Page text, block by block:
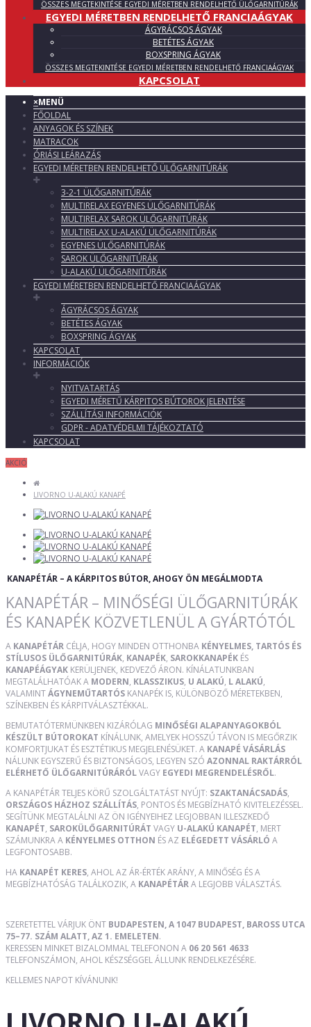
ÖSSZES MEGTEKINTÉSE EGYEDI MÉRETBEN RENDELHETŐ ÜLŐGARNITÚRÁK
EGYEDI MÉRETBEN RENDELHETŐ FRANCIAÁGYAK
ÁGYRÁCSOS ÁGYAK
BETÉTES ÁGYAK
BOXSPRING ÁGYAK
ÖSSZES MEGTEKINTÉSE EGYEDI MÉRETBEN RENDELHETŐ FRANCIAÁGYAK
KAPCSOLAT
×MENÜ
FŐOLDAL
ANYAGOK ÉS SZÍNEK
MATRACOK
ÓRIÁSI LEÁRAZÁS
EGYEDI MÉRETBEN RENDELHETŐ ÜLŐGARNITÚRÁK
3-2-1 ÜLŐGARNITÚRÁK
MULTIRELAX EGYENES ÜLŐGARNITÚRÁK
MULTIRELAX SAROK ÜLŐGARNITÚRÁK
MULTIRELAX U-ALAKÚ ÜLŐGARNITÚRÁK
EGYENES ÜLŐGARNITÚRÁK
SAROK ÜLŐGARNITÚRÁK
U-ALAKÚ ÜLŐGARNITÚRÁK
EGYEDI MÉRETBEN RENDELHETŐ FRANCIAÁGYAK
ÁGYRÁCSOS ÁGYAK
BETÉTES ÁGYAK
BOXSPRING ÁGYAK
KAPCSOLAT
INFORMÁCIÓK
NYITVATARTÁS
EGYEDI MÉRETŰ KÁRPITOS BÚTOROK JELENTÉSE
SZÁLLÍTÁSI INFORMÁCIÓK
GDPR - ADATVÉDELMI TÁJÉKOZTATÓ
KAPCSOLAT
AKCIÓ
LIVORNO U-ALAKÚ KANAPÉ
KANAPÉTÁR – A KÁRPITOS BÚTOR, AHOGY ÖN MEGÁLMODTA
KANAPÉTÁR – MINŐSÉGI ÜLŐGARNITÚRÁK
ÉS KANAPÉK KÖZVETLENÜL A GYÁRTÓTÓL
A KANAPÉTÁR CÉLJA, HOGY MINDEN OTTHONBA KÉNYELMES, TARTÓS ÉS
STÍLUSOS ÜLŐGARNITÚRÁK, KANAPÉK, SAROKKANAPÉK ÉS
KANAPÉÁGYAK KERÜLJENEK, KEDVEZŐ ÁRON. KÍNÁLATUNKBAN
MEGTALÁLHATÓAK A MODERN, KLASSZIKUS, U ALAKÚ, L ALAKÚ,
VALAMINTÁGYNEMŰTARTÓS KANAPÉK IS, KÜLÖNBÖZŐ MÉRETEKBEN,
SZÍNEKBEN ÉS KÁRPITVÁLASZTÉKKAL.
BEMUTATÓTERMÜNKBEN KIZÁRÓLAG MINŐSÉGI ALAPANYAGOKBÓL
KÉSZÜLT BÚTOROKAT KÍNÁLUNK, AMELYEK HOSSZÚ TÁVON IS MEGŐRZIK
KOMFORTJUKAT ÉS ESZTÉTIKUS MEGJELENÉSÜKET. A KANAPÉ VÁSÁRLÁS
NÁLUNK EGYSZERŰ ÉS BIZTONSÁGOS, LEGYEN SZÓ AZONNAL RAKTÁRRÓL
ELÉRHETŐ ÜLŐGARNITÚRÁRÓLVAGY EGYEDI MEGRENDELÉSRŐL.
A KANAPÉTÁR TELJES KÖRŰ SZOLGÁLTATÁST NYÚJT: SZAKTANÁCSADÁS,
ORSZÁGOS HÁZHOZ SZÁLLÍTÁS, PONTOS ÉS MEGBÍZHATÓ KIVITELEZÉSSEL.
SEGÍTÜNK MEGTALÁLNI AZ ÖN IGÉNYEIHEZ LEGJOBBAN ILLESZKEDŐ
KANAPÉT, SAROKÜLŐGARNITÚRÁT VAGY U-ALAKÚ KANAPÉT, MERT
SZÁMUNKRA A KÉNYELMES OTTHON ÉS AZ ELÉGEDETT VÁSÁRLÓ A
LEGFONTOSABB.
HA KANAPÉT KERES, AHOL AZ ÁR-ÉRTÉK ARÁNY, A MINŐSÉG ÉS A
MEGBÍZHATÓSÁG TALÁLKOZIK, A KANAPÉTÁRA LEGJOBB VÁLASZTÁS.
SZERETETTEL VÁRJUK ÖNT BUDAPESTEN, A 1047 BUDAPEST, BAROSS UTCA
75–77. SZÁM ALATT, AZ 1. EMELETEN.
KERESSEN MINKET BIZALOMMAL TELEFONON A 06 20 561 4633
TELEFONSZÁMON, AHOL KÉSZSÉGGEL ÁLLUNK RENDELKEZÉSÉRE.
KELLEMES NAPOT KÍVÁNUNK!